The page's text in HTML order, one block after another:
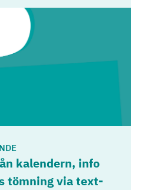
ka­len­dern, info
töm­ning via text­